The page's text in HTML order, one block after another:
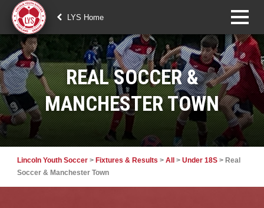
LYS Home
REAL SOCCER &
MANCHESTER TOWN
Lincoln Youth Soccer > Fixtures & Results > All > Under 18S > Real
Soccer & Manchester Town